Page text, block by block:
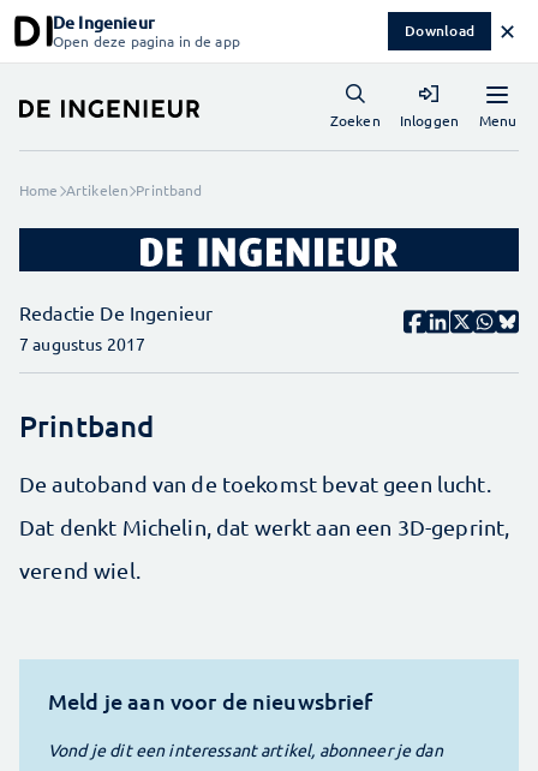
De Ingenieur
Open deze pagina in de app Download ✕
Menu
Zoeken Inloggen
Home Artikelen Printband
Redactie De Ingenieur
7 augustus 2017
Printband
De autoband van de toekomst bevat geen lucht.
Dat denkt Michelin, dat werkt aan een 3D-geprint,
verend wiel.
Meld je aan voor de nieuwsbrief
Vond je dit een interessant artikel, abonneer je dan